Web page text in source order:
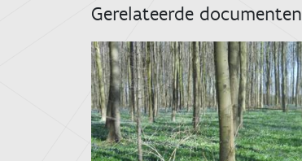
Gerelateerde documenten